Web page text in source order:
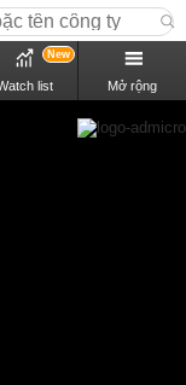
list
New
Mở rộng